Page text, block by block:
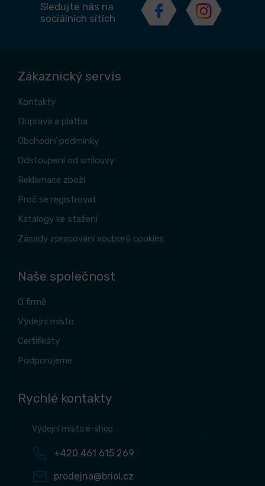
Sledujte nás na
sociálních sítích
Zákaznický servis
Kontakty
Doprava a platba
Obchodní podmínky
Odstoupení od smlouvy
Reklamace zboží
Proč se registrovat
Katalogy ke stažení
Zásady zpracování souborů cookies
Naše společnost
O firmě
Výdejní místo
Certifikáty
Podporujeme
Rychlé kontakty
Výdejní místo e-shop
+420 461 615 269
prodejna@briol.cz